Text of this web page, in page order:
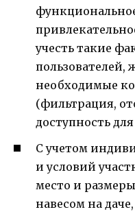
учесть такие
пользователей,
необходимые
(фильтрация,
доступность
С учетом
и условий
место и
навесом на